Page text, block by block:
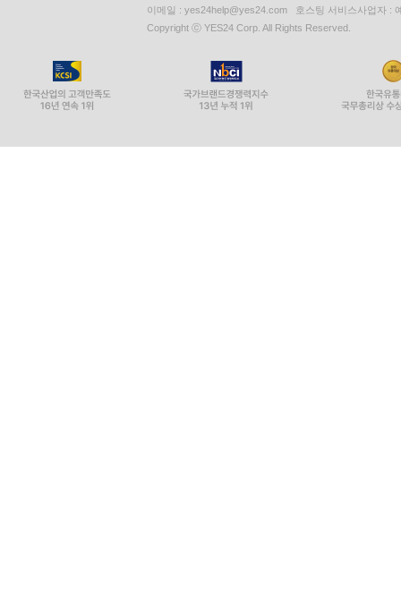
이메일 : yes24help@yes24.com 호스팅 서비스사업자 :
Copyright ⓒ YES24 Corp. All Rights Reserved.